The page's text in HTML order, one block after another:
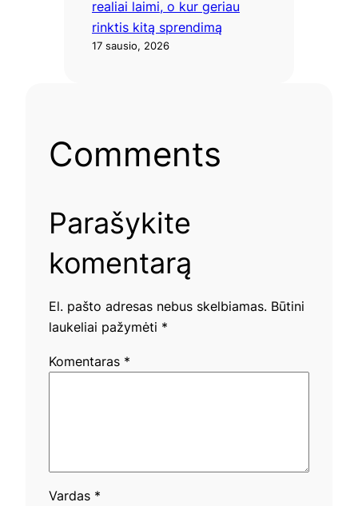
realiai laimi, o kur geriau
rinktis kitą sprendimą
17 sausio, 2026
Comments
Parašykite
komentarą
El. pašto adresas nebus skelbiamas. Būtini
laukeliai pažymėti *
Komentaras *
Vardas *